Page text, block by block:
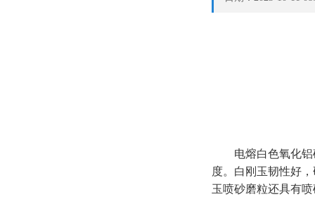
电熔白色氧化铝砂
度。白刚玉韧性好
玉喷砂磨粒还具有